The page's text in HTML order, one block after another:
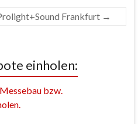
Frankfurt →
einholen: